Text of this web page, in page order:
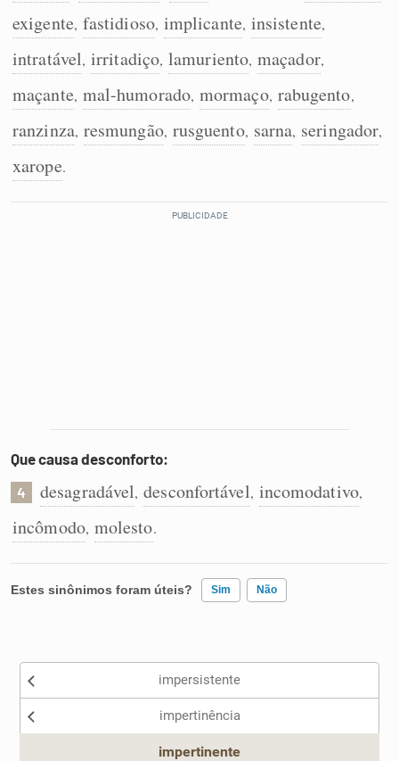
exigente, fastidioso, implicante, insistente,
intratável, irritadiço, lamuriento, maçador,
maçante, mal-humorado, mormaço, rabugento,
ranzinza, resmungão, rusguento, sarna, seringador,
xarope.
Que causa desconforto:
4 desagradável, desconfortável, incomodativo,
incômodo, molesto.
Estes sinônimos foram úteis? Sim Não
Nenhum dos sinônimos apresentados me ajudou
impersistente
impertinência
impertinente